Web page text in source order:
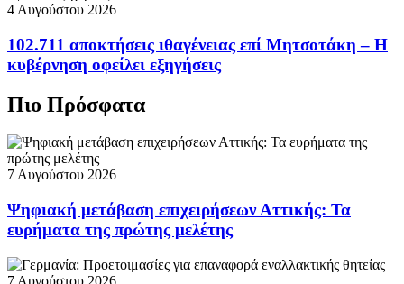
4 Αυγούστου 2026
102.711 αποκτήσεις ιθαγένειας επί Μητσοτάκη – Η
κυβέρνηση οφείλει εξηγήσεις
Πιο Πρόσφατα
7 Αυγούστου 2026
Ψηφιακή μετάβαση επιχειρήσεων Αττικής: Τα
ευρήματα της πρώτης μελέτης
7 Αυγούστου 2026